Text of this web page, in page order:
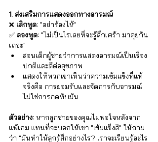
1. ส่งเสริมการแสดงออกทางอารมณ์
❌ เลิกพูด: "อย่าร้องไห้"
✅ ลองพูด: "ไม่เป็นไรเลยที่จะรู้สึกเศร้า มาคุยกัน
เถอะ"
สอนเด็กผู้ชายว่าการแสดงอารมณ์เป็นเรื่อง
ปกติและดีต่อสุขภาพ
แสดงให้พวกเขาเห็นว่าความเข้มแข็งที่แท้
จริงคือ การยอมรับและจัดการกับอารมณ์
ไม่ใช่การกดทับมัน
ตัวอย่าง: หากลูกชายของคุณไม่พอใจหลังจาก
แพ้เกม แทนที่จะบอกให้เขา "เข้มแข็งสิ" ให้ถาม
ว่า "มันทำให้ลูกรู้สึกอย่างไร? เราจะเรียนรู้อะไร